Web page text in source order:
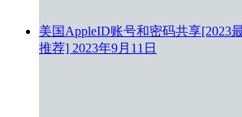
美国AppleID账号和密码共享[2023
推荐] 2023年9月11日